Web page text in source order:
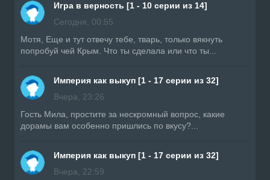
Игра в верность [1 - 10 серии из 14]
Сегодня, 00:55
Мотя, Еще и тут отвечу тебе, тварь, только вякнуть
попробуй чей Крым. Что ты сделала или что ты...
Империя как выкуп [1 - 17 серии из 32]
Вчера, 23:26
Гость Мила, простите за нескромный вопрос, какие
дорамы вам особенно пришлись по вкусу?...
Империя как выкуп [1 - 17 серии из 32]
Вчера, 22:59